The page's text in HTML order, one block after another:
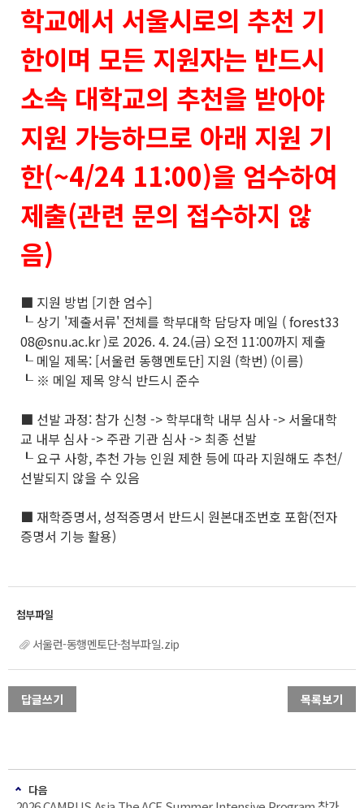
학교에서 서울시로의 추천 기
한이며 모든 지원자는 반드시
소속 대학교의 추천을 받아야
지원 가능하므로 아래 지원 기
한(~4/24 11:00)을 엄수하여
제출(관련 문의 접수하지 않
음)
■ 지원 방법 [기한 엄수]
┖ 상기 '제출서류' 전체를 학부대학 담당자 메일 ( forest33
08@snu.ac.kr )로 2026. 4. 24.(금) 오전 11:00까지 제출
┖ 메일 제목: [서울런 동행멘토단] 지원 (학번) (이름)
┖ ※ 메일 제목 양식 반드시 준수
■ 선발 과정: 참가 신청 -> 학부대학 내부 심사 -> 서울대학
교 내부 심사 -> 주관 기관 심사 -> 최종 선발
┖ 요구 사항, 추천 가능 인원 제한 등에 따라 지원해도 추천/
선발되지 않을 수 있음
■ 재학증명서, 성적증명서 반드시 원본대조번호 포함(전자
증명서 기능 활용)
서울런-동행멘토단-첨부파일.zip
답글쓰기 목록보기
다음